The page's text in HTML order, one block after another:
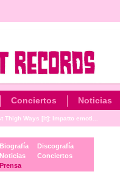
Conciertos Noticias
Thigh Ways [It]: Impatto emoti...
Biografía
Noticias
Prensa
Discografía
Conciertos